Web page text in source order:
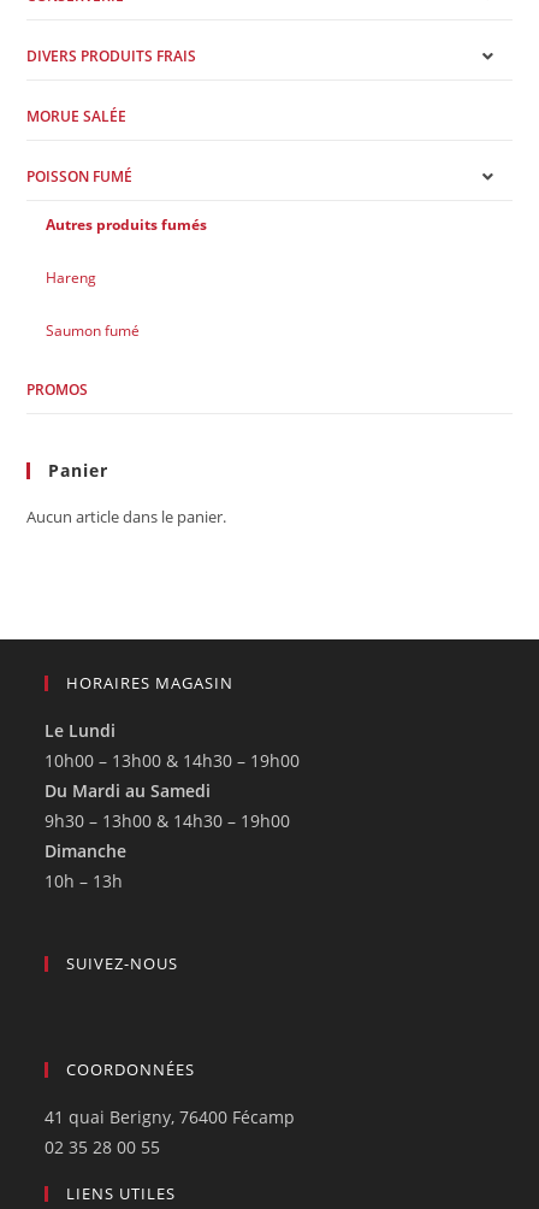
DIVERS PRODUITS FRAIS
MORUE SALÉE
POISSON FUMÉ
Autres produits fumés
Hareng
Saumon fumé
PROMOS
Panier
Aucun article dans le panier.
HORAIRES MAGASIN
Le Lundi
10h00 – 13h00 & 14h30 – 19h00
Du Mardi au Samedi
9h30 – 13h00 & 14h30 – 19h00
Dimanche
10h – 13h
SUIVEZ-NOUS
COORDONNÉES
41 quai Berigny, 76400 Fécamp
02 35 28 00 55
LIENS UTILES